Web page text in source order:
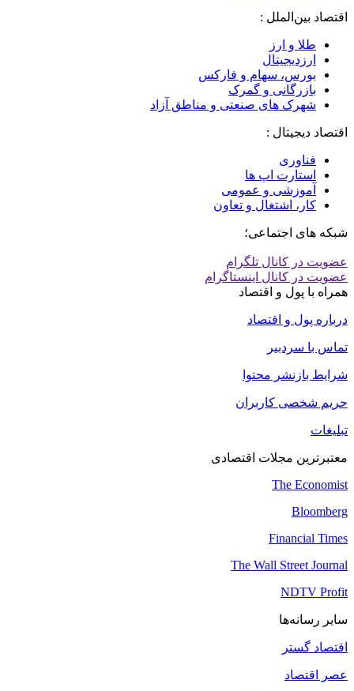
اقتصاد بین‌الملل :
طلا و ارز
ارزدیجیتال
بورس، سهام و فارکس
بازرگانی و گمرک
شهرک های صنعتی و مناطق آزاد
اقتصاد دیجیتال :
فناوری
استارت اپ ها
آموزشی و عمومی
کار، اشتغال و تعاون
شبکه های اجتماعی؛
عضویت در کانال تلگرام
عضویت در کانال اینستاگرام
همراه با پول و اقتصاد
درباره پول و اقتصاد
تماس با سردبیر
شرایط بازنشر محتوا
حریم شخصی کاربران
تبلیغات
معتبرترین مجلات اقتصادی
The Economist
Bloomberg
Financial Times
The Wall Street Journal
NDTV Profit
سایر رسانه‌ها
اقتصاد گستر
عصر اقتصاد